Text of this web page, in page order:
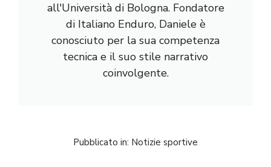
all'Università di Bologna. Fondatore
di Italiano Enduro, Daniele è
conosciuto per la sua competenza
tecnica e il suo stile narrativo
coinvolgente.
Pubblicato in: Notizie sportive